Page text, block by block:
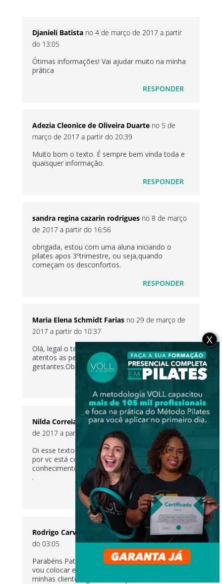
Djanieli Batista no 4 de março de 2017 a partir
do 13:05
Ótimas informações! Vai ajudar muito na minha
prática
RESPONDER
Adezia Cleonice de Oliveira Duarte no 5 de
março de 2017 a partir do 20:39
Muito bom o texto. É sempre bem vinda toda e
quaisquer informação.
RESPONDER
sandra regina cazarin rodrigues no 8 de março
de 2017 a partir do 16:56
obrigada, estou com uma aluna iniciando o
pilates apos 3ºtrimestre, ou seja,quando
começam os desconfortos.
RESPONDER
Maria Elena Schmidt Farias no 29 de março de
2017 a partir do 10:37
Olá, legal o texto, para nos deixar sempre
atentos as peculiaridades das nossas
gestantes.Obrigada Patricia.
Nilda Correia Xavier de Jesus no 31 de março
de 2017 a partir do 12:45
Oi esse texto foi muito esclarecedor, obrigado
por vc está compartilhando esses
conhecimentos.
.
RESPONDER
Rodrigo Carvalho
no 1 de abril de 2017 a partir
do 03:05
Parabéns Patrícia, adorei o artigo, com certeza
vou colocar em prática essas dicas com as
minhas clientes, grande abraço e sucesso.
X